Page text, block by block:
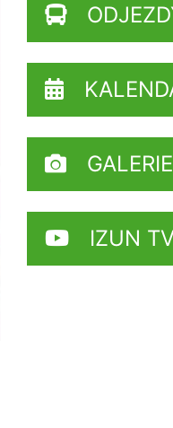
GALERIE
IZUN